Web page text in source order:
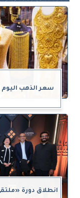
سعر الذهب اليوم الجمعة 23
انطلاق دورة